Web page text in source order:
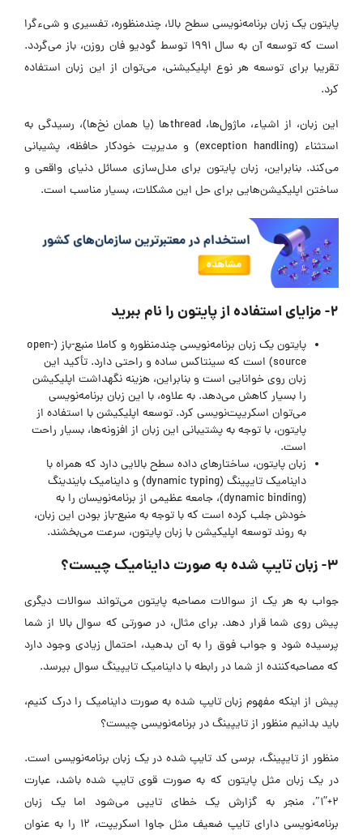
پایتون یک زبان برنامه‌نویسی سطح بالا، چندمنظوره، تفسیری و شیء‌گرا
است که توسعه آن به سال ۱۹۹۱ توسط گودیو فان روزن، باز می‌گردد.
تقریبا برای توسعه هر نوع اپلیکیشنی، می‌توان از این زبان استفاده
کرد.
این زبان، از اشیاء، ماژول‌ها، threadها (یا همان نخ‌ها)، رسیدگی به
استثناء (exception handling) و مدیریت خودکار حافظه، پشیبانی
می‌کند. بنابراین، زبان پایتون برای مدل‌سازی مسائل دنیای واقعی و
ساختن اپلیکیشن‌هایی برای حل این مشکلات، بسیار مناسب است.
۲- مزایای استفاده از پایتون را نام ببرید
پایتون یک زبان برنامه‌نویسی چندمنظوره و کاملا منبع-باز (open-
source) است که سینتاکس ساده و راحتی دارد. تأکید این
زبان روی خوانایی است و بنابراین، هزینه نگهداشت اپلیکیشن
را بسیار کاهش می‌دهد. به علاوه، با این زبان برنامه‌نویسی
می‌توان اسکریپت‌نویسی کرد. توسعه اپلیکیشن با استفاده از
پایتون، با توجه به پشتیبانی این زبان از افزونه‌ها، بسیار راحت
است.
زبان پایتون، ساختارهای داده سطح بالایی دارد که همراه با
داینامیک تایپینگ (dynamic typing) و داینامیک بایندینگ
(dynamic binding)، جامعه عظیمی از برنامه‌نویسان را به
خودش جلب کرده است که با توجه به منبع-باز بودن این زبان،
به روند توسعه اپلیکیشن با زبان پایتون، سرعت می‌بخشند.
۳- زبان تایپ شده به صورت داینامیک چیست؟
جواب به هر یک از سوالات مصاحبه پایتون می‌تواند سوالات دیگری
پیش روی شما قرار دهد. برای مثال، در صورتی که سوال بالا از شما
پرسیده شود و جواب فوق را به آن بدهید، احتمال زیادی وجود دارد
که مصاحبه‌کننده از شما در رابطه با داینامیک تایپینگ سوال بپرسد.
پیش از اینکه مفهوم زبان تایپ شده به صورت داینامیک را درک کنیم،
باید بدانیم منظور از تایپینگ در برنامه‌نویسی چیست؟
منظور از تایپینگ، برسی کد تایپ شده در یک زبان برنامه‌نویسی است.
در یک زبان مثل پایتون که به صورت قوی تایپ شده باشد، عبارت
2+”1″، منجر به گزارش یک خطای تایپی می‌شود اما یک زبان
برنامه‌نویسی دارای تایپ ضعیف مثل جاوا اسکریپت، 12 را به عنوان